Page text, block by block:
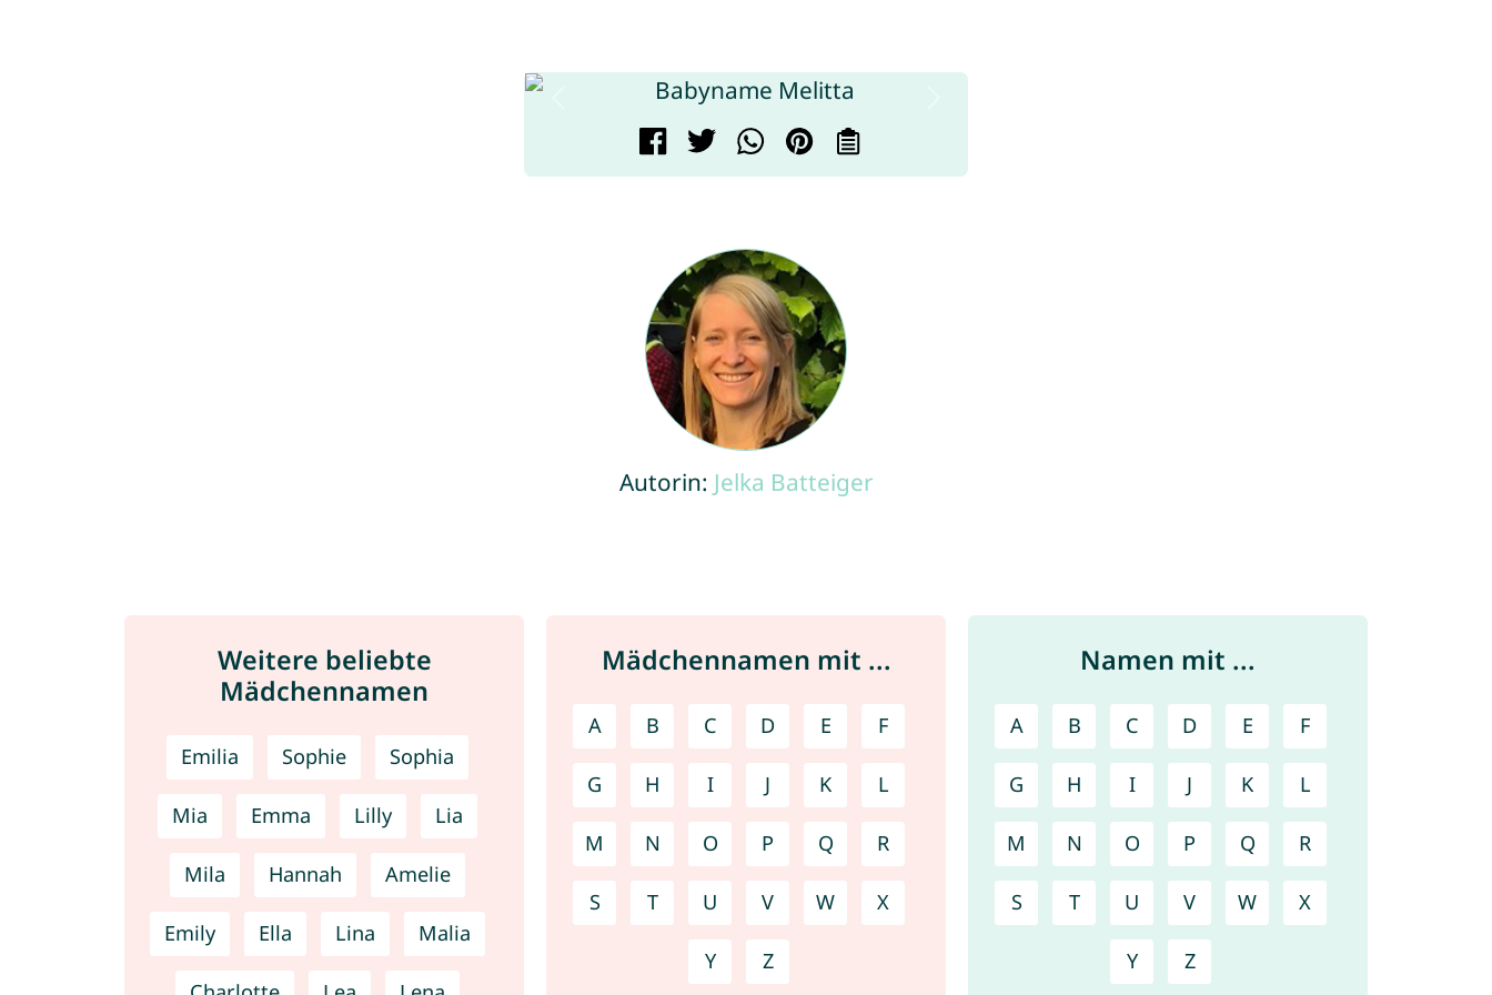
Autorin: Jelka Batteiger
Weitere beliebte
Mädchennamen
Emilia Sophie Sophia
Mia Emma Lilly Lia
Mila Hannah Amelie
Emily Ella Lina Malia
Mädchennamen mit ...
A B C D E F
G H I J K L
M N O P Q R
S T U V W X
Y Z
Namen mit ...
A B C D E F
G H I J K L
M N O P Q R
S T U V W X
Y Z